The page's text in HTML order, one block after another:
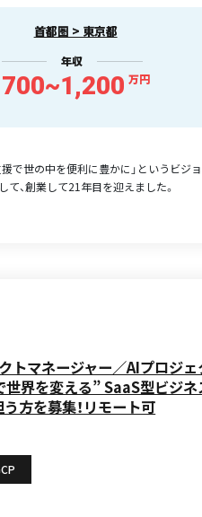
首都圏 > 東京都
年収
700~1,200 万円
援で世の中を便利に豊かに」というビジ
、創業して21年目を迎えました。
トマネージャー／AIプロジ
世界を変える” SaaS型ビジ
方を募集！リモート可